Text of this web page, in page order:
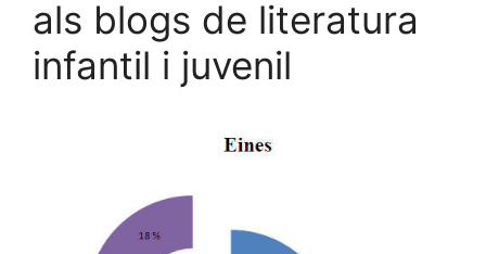
als blogs de literatura
infantil i juvenil